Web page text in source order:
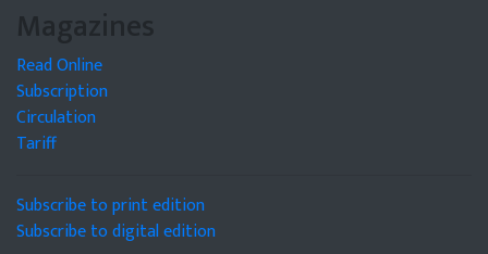
Magazines
Read Online
Subscription
Circulation
Tariff
Subscribe to print edition
Subscribe to digital edition